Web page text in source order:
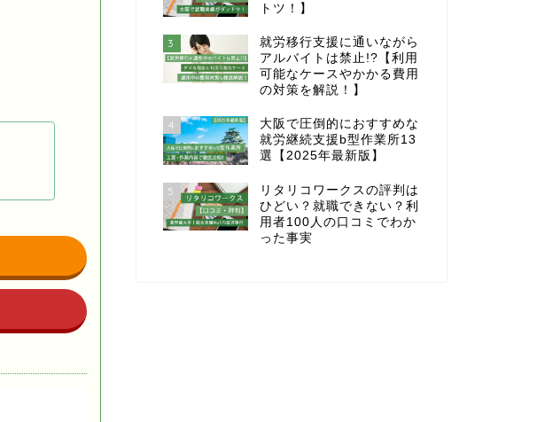
トツ！】
3
就労移行支援に通いながら
アルバイトは禁止!?【利用
可能なケースやかかる費用
の対策を解説！】
4
大阪で圧倒的におすすめな
就労継続支援b型作業所13
選【2025年最新版】
5
リタリコワークスの評判は
ひどい？就職できない？利
用者100人の口コミでわか
った事実